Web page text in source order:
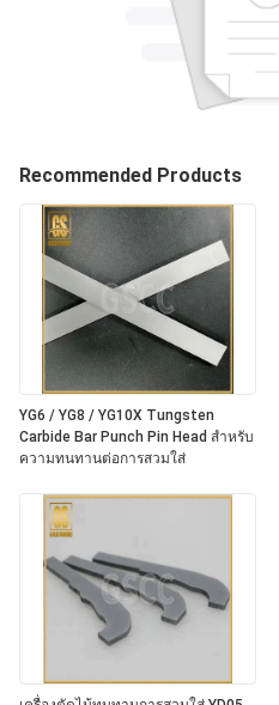
Recommended Products
YG6 / YG8 / YG10X Tungsten
Carbide Bar Punch Pin Head สําหรับ
ความทนทานต่อการสวมใส่